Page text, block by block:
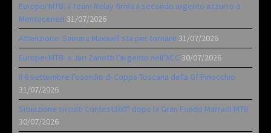
Europei MTB: il Team Relay firma il secondo argento azzurro a
Monteceneri 31/07/2026
Attenzione: Samara Maxwell sta per tornare 31/07/2026
Europei MTB: a Juri Zanotti l’argento nell’XCC 30/07/2026
Il 6 settembre l’esordio di Coppa Toscana della Gf Pinocchio
31/07/2026
Situazione circuiti Contest360° dopo la Gran Fondo Marradi MTB
30/07/2026